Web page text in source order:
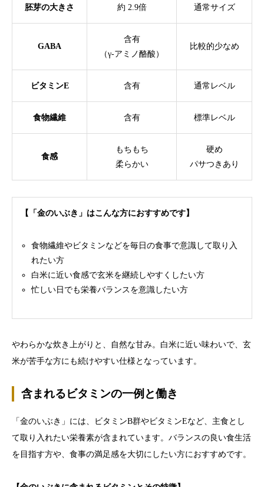
胚芽の大きさ 約 2.9倍 通常サイズ
GABA
含有
（γ-アミノ酪酸）
比較的少なめ
ビタミンE 含有 通常レベル
食物繊維 含有 標準レベル
食感
もちもち
柔らかい
硬め
パサつきあり
【「金のいぶき」はこんな方におすすめです】
食物繊維やビタミンなどを毎日の食事で意識して取り入
れたい方
白米に近い食感で玄米を継続しやすくしたい方
忙しい日でも栄養バランスを意識したい方
やわらかな炊き上がりと、自然な甘み。白米に近い味わいで、玄
米が苦手な方にも続けやすい仕様となっています。
含まれるビタミンの一例と働き
「金のいぶき」には、ビタミンB群やビタミンEなど、主食とし
て取り入れたい栄養素が含まれています。バランスの良い食生活
を目指す方や、食事の満足感を大切にしたい方におすすめです。